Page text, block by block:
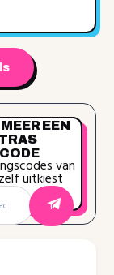
EEN
van
uitkiest